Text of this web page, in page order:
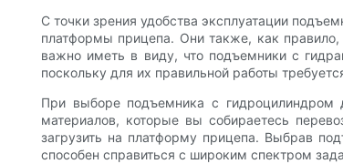
С точки зрения удобства эксплуатации
платформы прицепа. Они также, как
важно иметь в виду, что подъемники с
поскольку для их правильной работы
При выборе подъемника с гидроцилиндром
материалов, которые вы собираетесь
загрузить на платформу прицепа. Выбрав
способен справиться с широким спектром